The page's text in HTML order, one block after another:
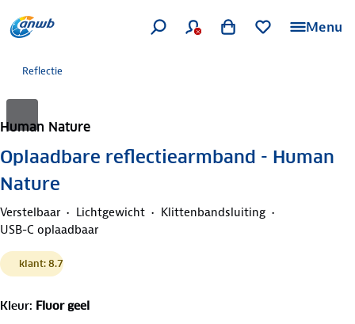
Menu
Reflectie
Human Nature
Oplaadbare reflectiearmband - Human
Nature
Verstelbaar Lichtgewicht
Klittenbandsluiting
USB-C oplaadbaar
klant: 8.7
Kleur: Fluor geel